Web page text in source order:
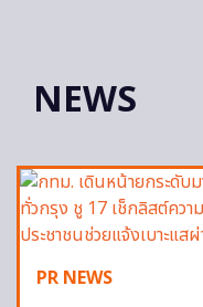
NEWS
PR NEWS